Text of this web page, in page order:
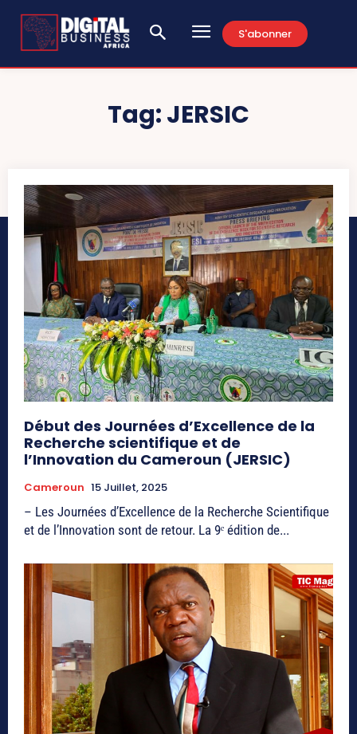
S'abonner
Tag:JERSIC
Début des Journées d’Excellence de la
Recherche scientifique et de
l’Innovation du Cameroun (JERSIC)
Cameroun 15 Juillet, 2025
– Les Journées d’Excellence de la Recherche Scientifique
et de l’Innovation sont de retour. La 9ᵉ édition de...